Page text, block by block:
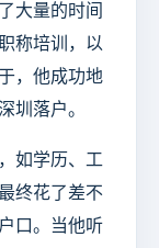
大量的时间
称培训，以
，他成功地
圳落户。
如学历、工
终花了差不
口。当他听